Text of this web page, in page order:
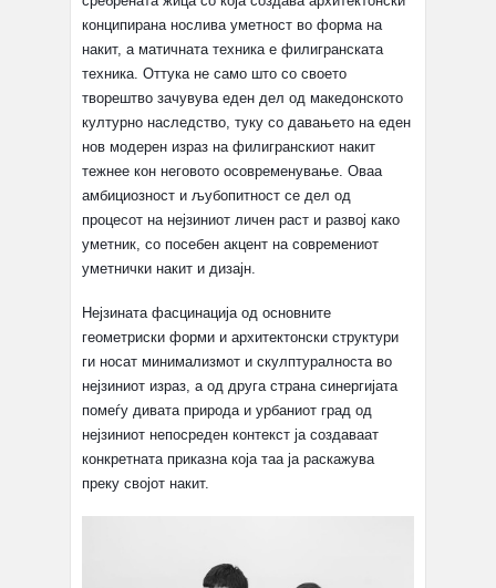
конципирана нослива уметност во форма на
накит, а матичната техника е филигранската
техника. Оттука не само што со своето
творештво зачувува еден дел од македонското
културно наследство, туку со давањето на еден
нов модерен израз на филигранскиот накит
тежнее кон неговото осовременување. Оваа
амбициозност и љубопитност се дел од
процесот на нејзиниот личен раст и развој како
уметник, со посебен акцент на современиот
уметнички накит и дизајн.
Нејзината фасцинација од основните
геометриски форми и архитектонски структури
ги носат минимализмот и скулптуралноста во
нејзиниот израз, а од друга страна синергијата
помеѓу дивата природа и урбаниот град од
нејзиниот непосреден контекст ја создаваат
конкретната приказна која таа ја раскажува
преку својот накит.